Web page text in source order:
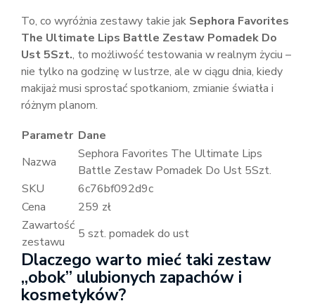
To, co wyróżnia zestawy takie jak Sephora Favorites
The Ultimate Lips Battle Zestaw Pomadek Do
Ust 5Szt., to możliwość testowania w realnym życiu –
nie tylko na godzinę w lustrze, ale w ciągu dnia, kiedy
makijaż musi sprostać spotkaniom, zmianie światła i
różnym planom.
Parametr Dane
Nazwa
Sephora Favorites The Ultimate Lips
Battle Zestaw Pomadek Do Ust 5Szt.
SKU
6c76bf092d9c
Cena
259 zł
Zawartość
zestawu
5 szt. pomadek do ust
Dlaczego warto mieć taki zestaw
„obok” ulubionych zapachów i
kosmetyków?